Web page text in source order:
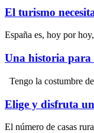
El turismo
España es, hoy por
Una historia
Tengo la costumbre
Elige y disfruta
El número de casas